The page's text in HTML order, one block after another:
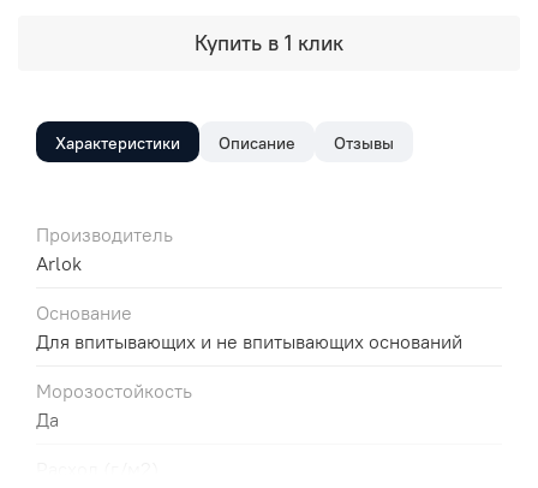
Купить в 1 клик
Характеристики Описание Отзывы
Производитель
Arlok
Основание
Для впитывающих и не впитывающих оснований
Морозостойкость
Да